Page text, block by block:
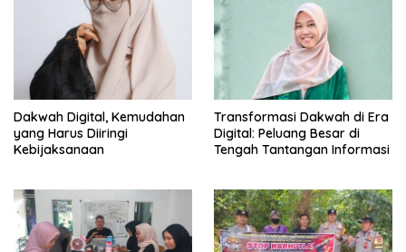
Dakwah Digital, Kemudahan
yang Harus Diiringi
Kebijaksanaan
Transformasi Dakwah di Era
Digital: Peluang Besar di
Tengah Tantangan Informasi